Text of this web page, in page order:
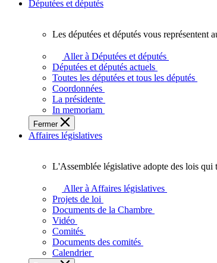
Députées et députés
députées
députés
vous
représentent
sein
de
l'Assemblée
l'Ontario.
Les députées et députés vous représentent
Aller à Députées et députés
Députées et députés actuels
Toutes les députées et tous les députés
Coordonnées
La présidente
In memoriam
Fermer
Affaires législatives
législative
adopte
touchent
vie
L'Assemblée législative adopte des lois qui
Aller à Affaires législatives
Projets de loi
Documents de la Chambre
Vidéo
Comités
Documents des comités
Calendrier